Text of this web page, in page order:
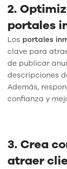
2.
portales
Los portales
clave para
de publicar
descripciones
Además,
confianza y
3. Crea
atraer